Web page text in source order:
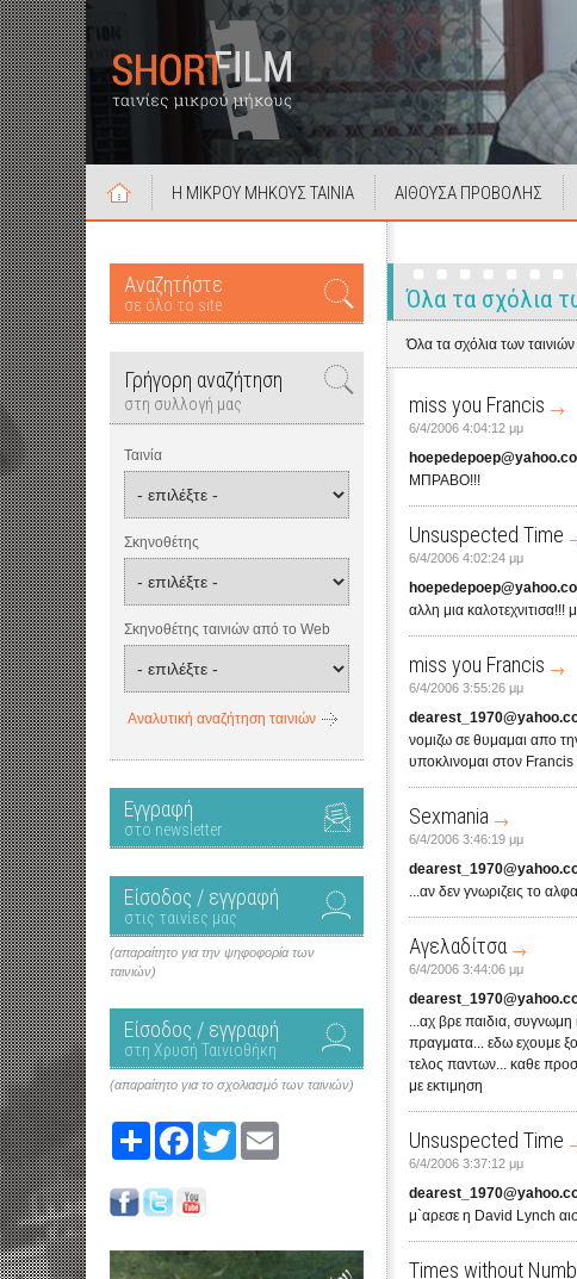
Η ΜΙΚΡΟΥ ΜΗΚΟΥΣ ΤΑΙΝΙΑ ΑΙΘΟΥΣΑ ΠΡΟΒΟΛΗΣ
Αναζητήστε
σε όλο το site
Γρήγορη αναζήτηση
στη συλλογή μας
Ταινία
Σκηνοθέτης
Σκηνοθέτης ταινιών από το Web
Αναλυτική αναζήτηση ταινιών
Εγγραφή
στο newsletter
Είσοδος / εγγραφή
στις ταινίες μας
(απαραίτητο για την ψηφοφορία των
ταινιών)
Είσοδος / εγγραφή
στη Χρυσή Ταινιοθήκη
(απαραίτητο για το σχολιασμό των ταινιών)
Share FacebookTwitter
Όλα τα σχόλια
Όλα τα σχόλια των
miss you Francis
6/4/2006 4:04:12 μμ
ΜΠΡΑΒΟ!!!
Unsuspected Time
6/4/2006 4:02:24 μμ
αλλη μια καλοτεχνιτισα!!!
miss you Francis
6/4/2006 3:55:26 μμ
νομιζω σε θυμαμαι απο
υποκλινομαι στον
Sexmania
6/4/2006 3:46:19 μμ
...αν δεν γνωριζεις το
Αγελαδίτσα
6/4/2006 3:44:06 μμ
...αχ βρε παιδια, συγνωμη
πραγματα... εδω εχουμε
τελος παντων... καθε
με εκτιμηση
Unsuspected Time
6/4/2006 3:37:12 μμ
μ`αρεσε η David Lynch
Times without